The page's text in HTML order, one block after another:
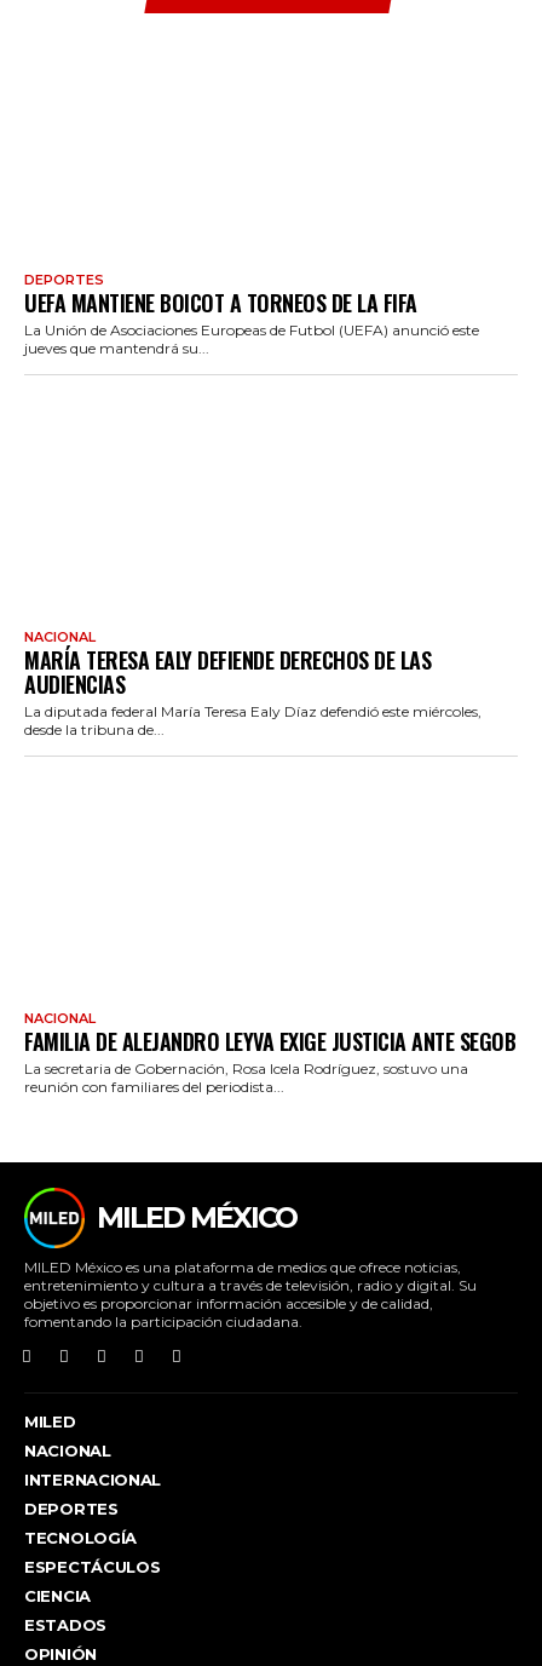
DEPORTES
UEFA MANTIENE BOICOT A TORNEOS DE LA FIFA
La Unión de Asociaciones Europeas de Futbol (UEFA) anunció este
jueves que mantendrá su...
NACIONAL
MARÍA TERESA EALY DEFIENDE DERECHOS DE LAS
AUDIENCIAS
La diputada federal María Teresa Ealy Díaz defendió este miércoles,
desde la tribuna de...
NACIONAL
FAMILIA DE ALEJANDRO LEYVA EXIGE JUSTICIA ANTE SEGOB
La secretaria de Gobernación, Rosa Icela Rodríguez, sostuvo una
reunión con familiares del periodista...
MILED MÉXICO
MILED México es una plataforma de medios que ofrece noticias,
entretenimiento y cultura a través de televisión, radio y digital. Su
objetivo es proporcionar información accesible y de calidad,
fomentando la participación ciudadana.
MILED
NACIONAL
INTERNACIONAL
DEPORTES
TECNOLOGÍA
ESPECTÁCULOS
CIENCIA
ESTADOS
OPINIÓN